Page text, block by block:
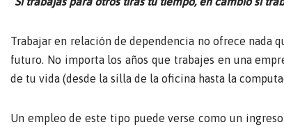
Trabajar en relación de dependencia no ofrece nada
futuro. No importa los años que trabajes en una
de tu vida (desde la silla de la oficina hasta la
Un empleo de este tipo puede verse como un ingreso